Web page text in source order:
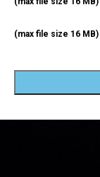
(max file size 16 MB)